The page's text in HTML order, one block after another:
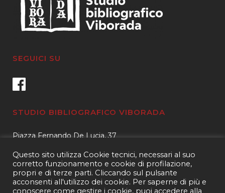
SEGUICI SU
STUDIO BIBLIOGRAFICO VIBORADA
Piazza Fernando De Lucia, 37
Tel.3400596959 – 3404632889
email.info@viborada.it
Questo sito utilizza Cookie tecnici, necessari al suo
corretto funzionamento e cookie di profilazione,
propri e di terze parti. Cliccando sul pulsante
acconsenti all'utilizzo dei cookie. Per saperne di più e
conoscere come gestire i cookie, puoi accedere alla